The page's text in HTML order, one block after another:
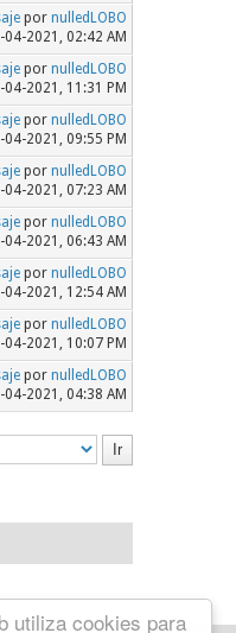
utiliza cookies para
por nulledLOBO
04-2021, 02:42 AM
por nulledLOBO
04-2021, 11:31 PM
por nulledLOBO
04-2021, 09:55 PM
por nulledLOBO
04-2021, 07:23 AM
por nulledLOBO
04-2021, 06:43 AM
por nulledLOBO
04-2021, 12:54 AM
por nulledLOBO
04-2021, 10:07 PM
por nulledLOBO
04-2021, 04:38 AM